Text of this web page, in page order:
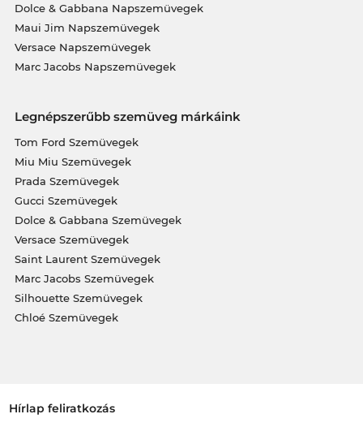
Dolce & Gabbana Napszemüvegek
Maui Jim Napszemüvegek
Versace Napszemüvegek
Marc Jacobs Napszemüvegek
Legnépszerűbb szemüveg márkáink
Tom Ford Szemüvegek
Miu Miu Szemüvegek
Prada Szemüvegek
Gucci Szemüvegek
Dolce & Gabbana Szemüvegek
Versace Szemüvegek
Saint Laurent Szemüvegek
Marc Jacobs Szemüvegek
Silhouette Szemüvegek
Chloé Szemüvegek
Hírlap feliratkozás